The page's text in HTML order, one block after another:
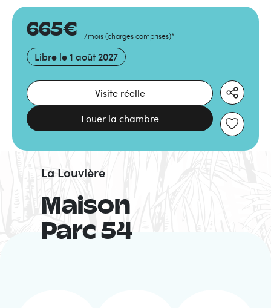
665€ /mois (charges comprises)*
Libre le 1 août 2027
Visite réelle
Louer la chambre
Maison
Parc 54
La Louvière